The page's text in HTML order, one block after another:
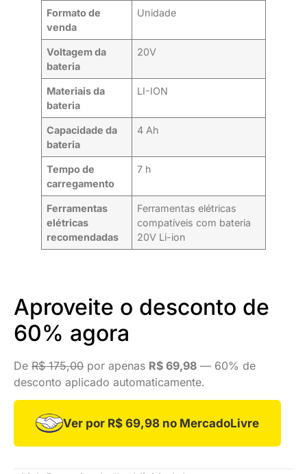
Formato de
venda
Unidade
Voltagem da
bateria
20V
Materiais da
bateria
LI-ION
Capacidade da
bateria
4 Ah
Tempo de
carregamento
7 h
Ferramentas
elétricas
recomendadas
Ferramentas elétricas
compatíveis com bateria
20V Li-ion
Aproveite o desconto de
60% agora
De R$ 175,00 por apenas R$ 69,98 — 60% de
desconto aplicado automaticamente.
Ver por R$ 69,98 no MercadoLivre